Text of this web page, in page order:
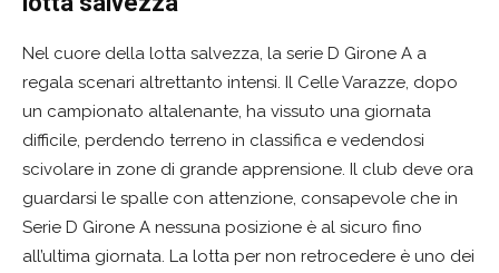
Nel cuore della lotta salvezza, la serie D Girone A a
regala scenari altrettanto intensi. Il Celle Varazze, dopo
un campionato altalenante, ha vissuto una giornata
difficile, perdendo terreno in classifica e vedendosi
scivolare in zone di grande apprensione. Il club deve ora
guardarsi le spalle con attenzione, consapevole che in
Serie D Girone A nessuna posizione è al sicuro fino
all’ultima giornata. La lotta per non retrocedere è uno dei